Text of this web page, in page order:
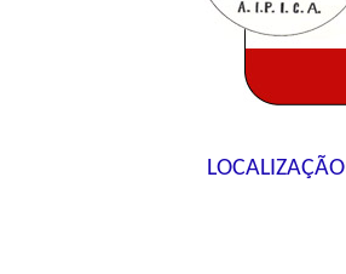
LOCALIZAÇÃO